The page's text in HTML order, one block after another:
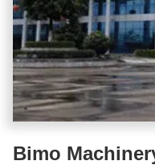
Bimo